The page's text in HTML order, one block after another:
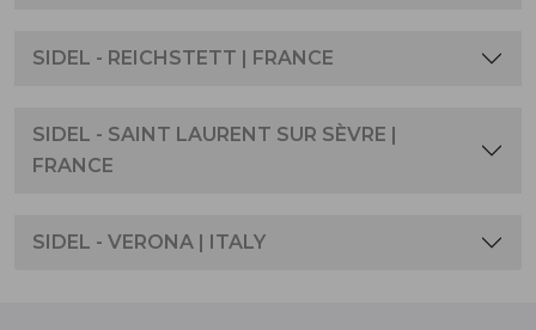
SIDEL - REICHSTETT | FRANCE
SIDEL - SAINT LAURENT SUR SÈVRE |
FRANCE
SIDEL - VERONA | ITALY